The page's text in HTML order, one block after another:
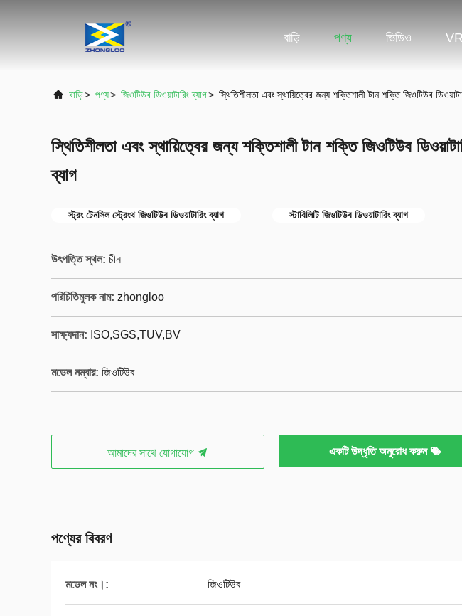
বাড়ি পণ্য ভিডিও
বাড়ি> পণ্য> জিওটিউব ডিওয়াটারিং ব্যাগ> স্থিতিশীলতা এবং স্থায়িত্বের জন্য শক্তিশালী টান শক্তি জিওটিউব
স্থিতিশীলতা এবং স্থায়িত্বের জন্য শক্তিশালী টান শক্তি জিওটিউব
ব্যাগ
স্ট্রং টেনসিল স্ট্রেংথ জিওটিউব ডিওয়াটারিং ব্যাগ স্টাবিলিটি জিওটিউব ডিওয়াটারিং ব্যাগ
উৎপত্তি স্থল: চীন
পরিচিতিমুলক নাম: zhongloo
সাক্ষ্যদান: ISO,SGS,TUV,BV
মডেল নম্বার: জিওটিউব
আমাদের সাথে যোগাযোগ একটি উদ্ধৃতি অনুরোধ করুন
পণ্যের বিবরণ
মডেল নং।: জিওটিউব